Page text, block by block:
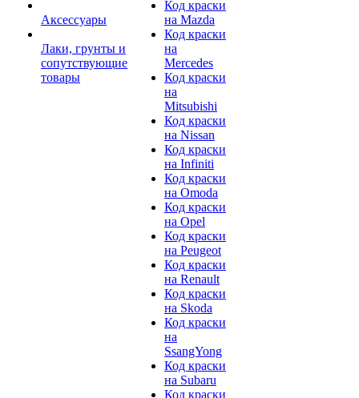
Аксессуары
Лаки, грунты и
сопутствующие
товары
Код краски
на Mazda
Код краски
на
Mercedes
Код краски
на
Mitsubishi
Код краски
на Nissan
Код краски
на Infiniti
Код краски
на Omoda
Код краски
на Opel
Код краски
на Peugeot
Код краски
на Renault
Код краски
на Skoda
Код краски
на
SsangYong
Код краски
на Subaru
Код краски